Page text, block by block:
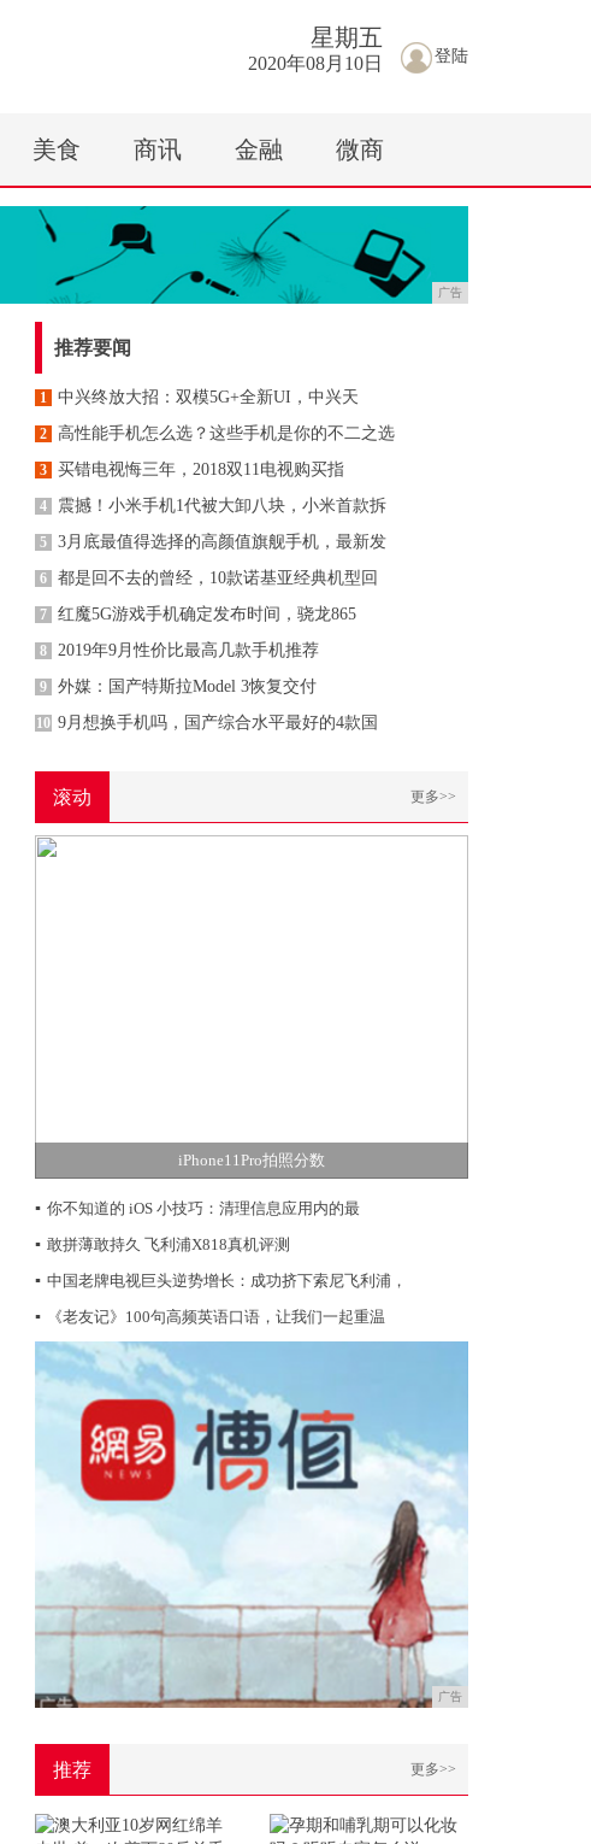
登陆
星期五
2020年08月10日
美食 商讯 金融 微商
广告
推荐要闻
1 中兴终放大招：双模5G+全新UI，中兴天
2 高性能手机怎么选？这些手机是你的不二之选
3 买错电视悔三年，2018双11电视购买指
4 震撼！小米手机1代被大卸八块，小米首款拆
5 3月底最值得选择的高颜值旗舰手机，最新发
6 都是回不去的曾经，10款诺基亚经典机型回
7 红魔5G游戏手机确定发布时间，骁龙865
8 2019年9月性价比最高几款手机推荐
9 外媒：国产特斯拉Model 3恢复交付
10 9月想换手机吗，国产综合水平最好的4款国
滚动 更多>>
iPhone11Pro拍照分数
▪ 你不知道的 iOS 小技巧：清理信息应用内的最
▪ 敢拼薄敢持久 飞利浦X818真机评测
▪ 中国老牌电视巨头逆势增长：成功挤下索尼飞利浦，
▪
《老友记》100句高频英语口语，让我们一起重温
广告
推荐 更多>>